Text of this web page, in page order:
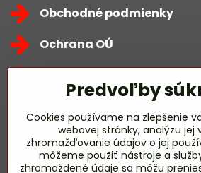
Obchodné podmienky
Ochrana OÚ
Zavoláme Vám späť
Váš telefón*
Predvoľby
Cookies používame na zlepšenie
webovej stránky, analýzu jej
zhromažďovanie údajov o jej
môžeme použiť nástroje a
zhromaždené údaje sa môžu